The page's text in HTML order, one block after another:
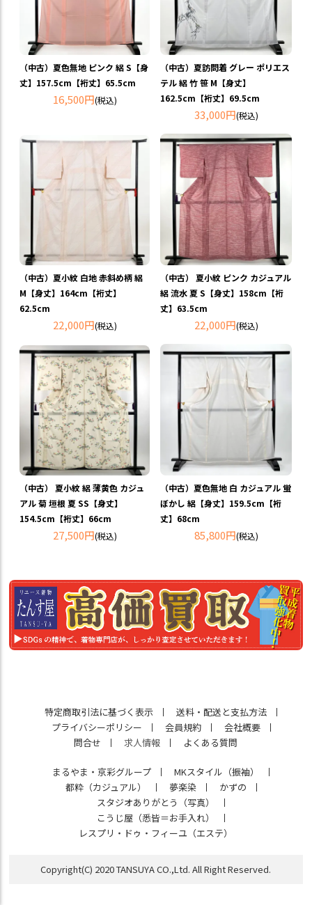
（中古）夏色無地 ピンク 絽 S【身
丈】157.5cm【裄丈】65.5cm
16,500円(税込)
（中古）夏訪問着 グレー ポリエス
テル 絽 竹 笹 M【身丈】
162.5cm【裄丈】69.5cm
33,000円(税込)
（中古）夏小紋 白地 赤斜め柄 絽
M【身丈】164cm【裄丈】
62.5cm
22,000円(税込)
（中古） 夏小紋 ピンク カジュアル
絽 流水 夏 S【身丈】158cm【裄
丈】63.5cm
22,000円(税込)
（中古） 夏小紋 絽 薄黄色 カジュ
アル 菊 垣根 夏 SS【身丈】
154.5cm【裄丈】66cm
27,500円(税込)
（中古）夏色無地 白 カジュアル 蛍
ぼかし 絽【身丈】159.5cm【裄
丈】68cm
85,800円(税込)
特定商取引法に基づく表示
送料・配送と支払方法
プライバシーポリシー
会員規約
会社概要
問合せ
求人情報 よくある質問
まるやま・京彩グループ
MKスタイル（振袖）
都粋（カジュアル）
夢楽染
かずの
スタジオありがとう（写真）
こうじ屋（悉皆＝お手入れ）
レスプリ・ドゥ・フィーユ（エステ）
Copyright(C) 2020 TANSUYA CO.,Ltd. All Right Reserved.